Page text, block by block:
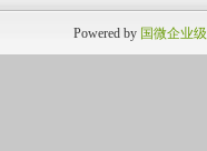
Powered by 国微企业